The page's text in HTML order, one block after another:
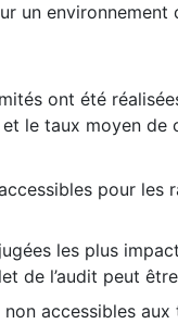
un
ont été
le taux moyen
pour les
les plus
de l’audit peut
accessibles aux